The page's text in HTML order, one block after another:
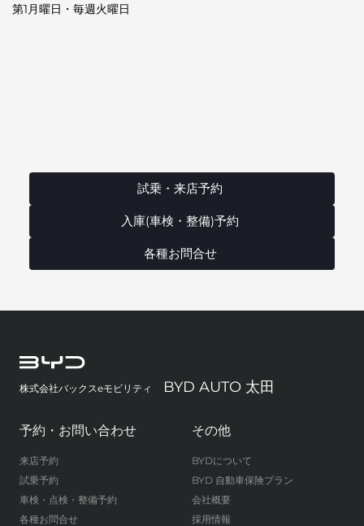
第1月曜日・毎週火曜日
試乗・来店予約
入庫(車検・整備)予約
各種お問合せ
株式会社バックスeモビリティ BYD AUTO 太田
予約・お問い合わせ
来店予約
試乗予約
車検・点検・整備予約
各種お問合せ
その他
BYDについて
BYD 自動車保険プラン
会社概要
採用情報